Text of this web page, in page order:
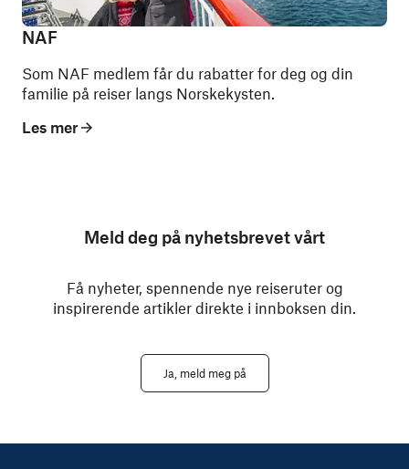
NAF
Som NAF medlem får du rabatter for deg og din
familie på reiser langs Norskekysten.
Les mer
Meld deg på nyhetsbrevet vårt
Få nyheter, spennende nye reiseruter og
inspirerende artikler direkte i innboksen din.
Ja, meld meg på